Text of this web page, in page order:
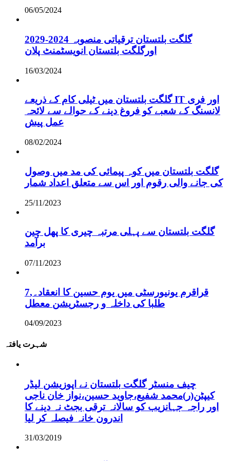
06/05/2024
گلگت بلتستان ترقیاتی منصوبہ 2024-2029
اورگلگت بلتستان انویسٹمنٹ پلان
16/03/2024
گلگت بلتستان میں ٹیلی کام کے ذریعے IT اور فری
لانسنگ کے شعبے کو فروغ دینے کے حوالے سے لائحہ
عمل پیش
08/02/2024
گلگت بلتستان میں کوہ پیمائی کی مد میں وصول
کی جانے والی رقوم اور اس سے متعلق اعداد شمار
25/11/2023
گلگت بلتستان سے پہلی مرتبہ چیری کا پھل چین
برآمد
07/11/2023
قراقرم یونیورسٹی میں یوم حسین کا انعقاد۔,7
طلبا کی داخلہ و رجسٹریشن معطل
04/09/2023
شہرت یافتہ
چیف منسٹر گلگت بلتستان نے اپوزیشن لیڈر
کیپٹن(ر)محمد شفیع،جاوید حسین،نواز خان ناجی
اور راجہ جہانزیب کو سالانہ ترقی بجٹ نہ دینے کا
اندرون خانہ فیصلہ کر لیا
31/03/2019